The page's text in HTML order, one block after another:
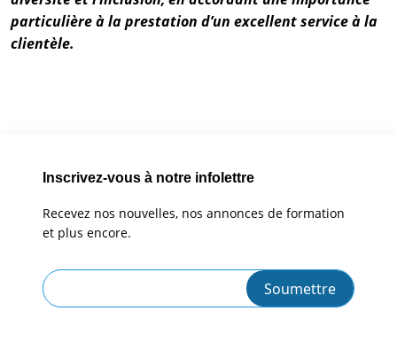
particulière à la prestation d’un excellent service à la
clientèle.
Inscrivez-vous à notre infolettre
Recevez nos nouvelles, nos annonces de formation
et plus encore.